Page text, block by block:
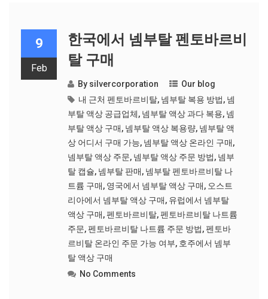
9
Feb
한국에서 넴부탈 펜토바르비
탈 구매
By silvercorporation
Our blog
내 근처 펜토바르비탈, 넴부탈 복용 방법, 넴
부탈 액상 공급업체, 넴부탈 액상 과다 복용, 넴
부탈 액상 구매, 넴부탈 액상 복용량, 넴부탈 액
상 어디서 구매 가능, 넴부탈 액상 온라인 구매,
넴부탈 액상 주문, 넴부탈 액상 주문 방법, 넴부
탈 캡슐, 넴부탈 판매, 넴부탈 펜토바르비탈 나
트륨 구매, 영국에서 넴부탈 액상 구매, 오스트
리아에서 넴부탈 액상 구매, 유럽에서 넴부탈
액상 구매,펜토바르비탈,펜토바르비탈 나트륨
주문,펜토바르비탈 나트륨 주문 방법,펜토바
르비탈 온라인 주문 가능 여부, 호주에서 넴부
탈 액상 구매
No Comments